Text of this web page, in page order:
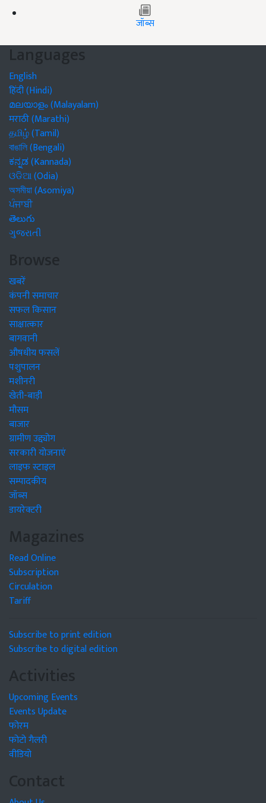
जॉब्स
Languages
English
हिंदी (Hindi)
മലയാളം (Malayalam)
मराठी (Marathi)
தமிழ் (Tamil)
বাঙালি (Bengali)
ಕನ್ನಡ (Kannada)
ଓଡିଆ (Odia)
অসমীয়া (Asomiya)
ਪੰਜਾਬੀ
తెలుగు
ગુજરાતી
Browse
खबरें
कंपनी समाचार
सफल किसान
साक्षात्कार
बागवानी
औषधीय फसलें
पशुपालन
मशीनरी
खेती-बाड़ी
मौसम
बाजार
ग्रामीण उद्द्योग
सरकारी योजनाएं
लाइफ स्टाइल
सम्पादकीय
जॉब्स
डायरेक्टरी
Magazines
Read Online
Subscription
Circulation
Tariff
Subscribe to print edition
Subscribe to digital edition
Activities
Upcoming Events
Events Update
फोरम
फोटो गैलरी
वीडियो
Contact